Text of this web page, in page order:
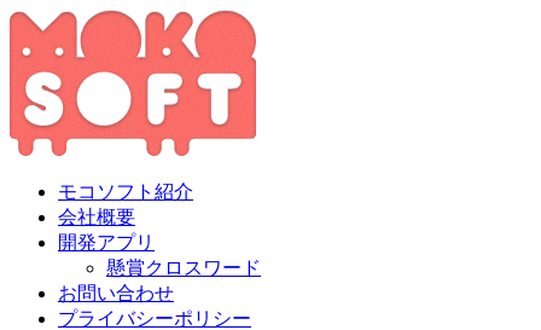
モコソフト紹介
会社概要
開発アプリ
懸賞クロスワード
お問い合わせ
プライバシーポリシー